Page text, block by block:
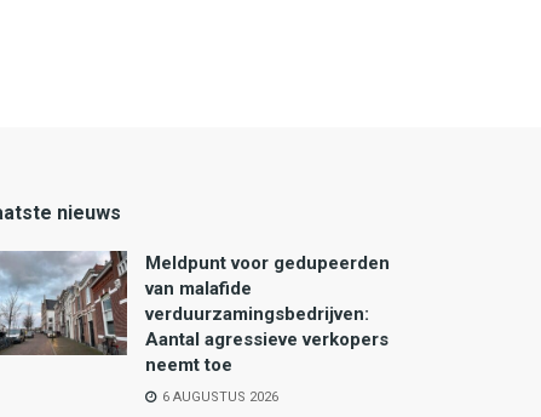
nieuws
Meldpunt voor gedupeerden
van malafide
verduurzamingsbedrijven:
Aantal agressieve verkopers
neemt toe
6 AUGUSTUS 2026